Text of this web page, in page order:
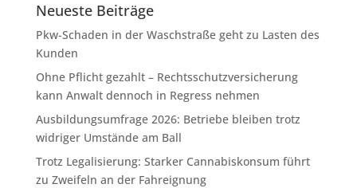
Neueste Beiträge
Pkw-Schaden in der Waschstraße geht zu Lasten des
Kunden
Ohne Pflicht gezahlt – Rechtsschutzversicherung
kann Anwalt dennoch in Regress nehmen
Ausbildungsumfrage 2026: Betriebe bleiben trotz
widriger Umstände am Ball
Trotz Legalisierung: Starker Cannabiskonsum führt
zu Zweifeln an der Fahreignung